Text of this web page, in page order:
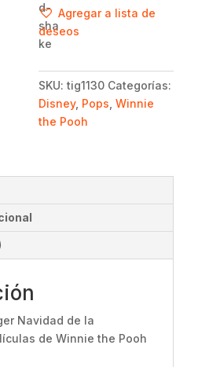
Tigger
Navidad
-
the
Pooh
-
Agregar a lista de
deseos
SKU:tig1130 Categorías:
Disney, Pops ,Winnie
the Pooh
Navidad de la
de Winnie the Pooh